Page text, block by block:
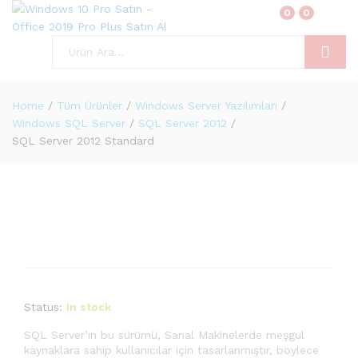
0 0
Home / Tüm Ürünler / Windows Server Yazılımları /
Windows SQL Server / SQL Server 2012 /
SQL Server 2012 Standard
Status: In stock
SQL Server’ın bu sürümü, Sanal Makinelerde meşgul
kaynaklara sahip kullanıcılar için tasarlanmıştır, böylece